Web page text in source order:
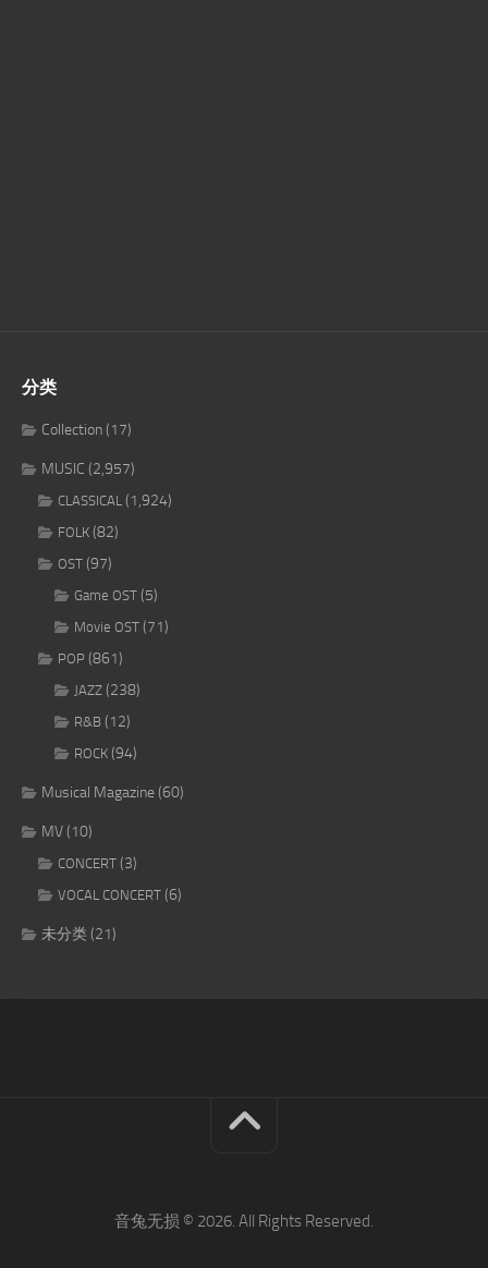
分类
Collection(17)
MUSIC (2,957)
CLASSICAL (1,924)
FOLK (82)
OST (97)
Game OST (5)
Movie OST (71)
POP (861)
JAZZ (238)
R&B (12)
ROCK (94)
Musical Magazine(60)
MV(10)
CONCERT (3)
VOCAL CONCERT (6)
未分类(21)
音兔无损 © 2026. All Rights Reserved.